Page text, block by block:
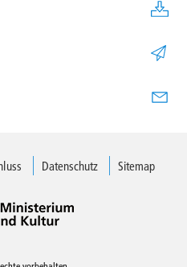
Datenschutz Sitemap